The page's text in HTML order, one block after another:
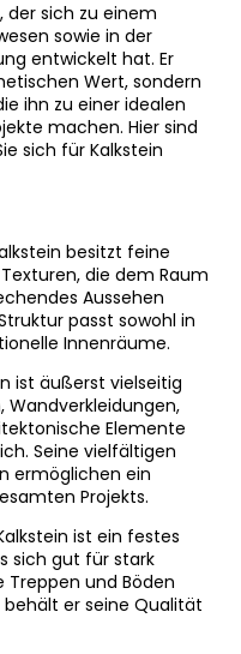
der sich zu einem
sowie in der
entwickelt hat. Er
Wert, sondern
ihn zu einer idealen
machen. Hier sind
sich für Kalkstein
besitzt feine
die dem Raum
Aussehen
passt sowohl in
Innenräume.
ist äußerst vielseitig
Wandverkleidungen,
Elemente
Seine vielfältigen
ermöglichen ein
Projekts.
ist ein festes
sich gut für stark
und Böden
er seine Qualität